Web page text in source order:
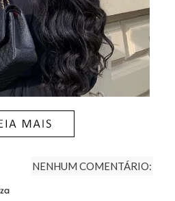
NENHUM COMENTÁRIO: